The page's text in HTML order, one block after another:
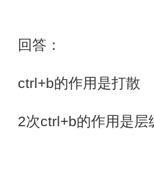
回答：
ctrl+b的作用是打散
2次ctrl+b的作用是